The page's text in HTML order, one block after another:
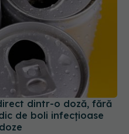
dintr-o doză, fără
de boli infecțioase